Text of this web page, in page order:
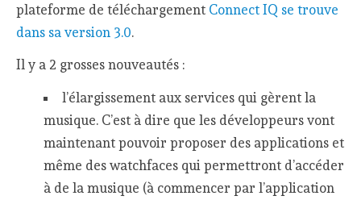
plateforme de téléchargement Connect IQ se trouve
dans sa version 3.0.
Il y a 2 grosses nouveautés :
l’élargissement aux services qui gèrent la
musique. C’est à dire que les développeurs vont
maintenant pouvoir proposer des applications et
même des watchfaces qui permettront d’accéder
à de la musique (à commencer par l’application